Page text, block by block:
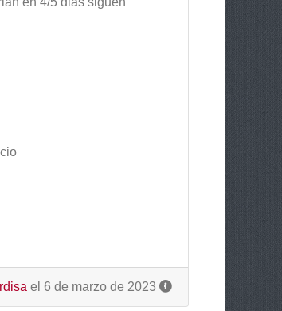
el 6 de marzo de 2023